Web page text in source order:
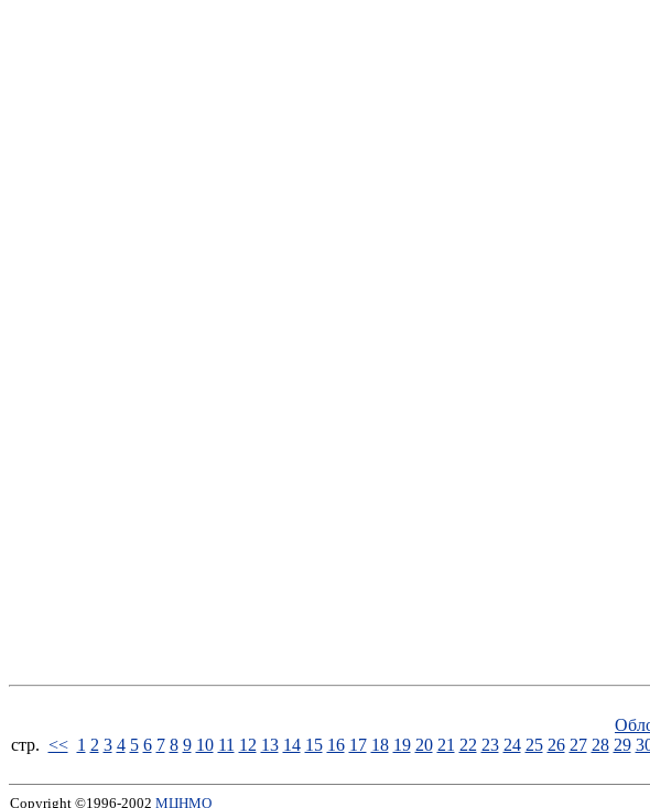
стp. << 1 2 3 4 5 6 7 8 9 10 11 12 13 14 15 16 17 18 19 20 21 22 23 24 25 26 27 28 29
Copyright ©1996-2002 МЦНМО